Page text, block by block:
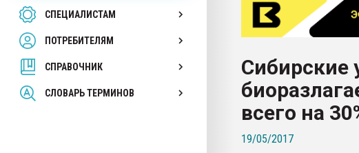
СПЕЦИАЛИСТАМ
ПОТРЕБИТЕЛЯМ
СПРАВОЧНИК
СЛОВАРЬ ТЕРМИНОВ
28.07.2026 Автоматизация выходит
первый план в переработке
пластмасс
ситуацией на строительном рынке
Всё, что касается выдува ПЭТ
бутылок
ПЕРЕЙТИ НА ФОРУМ
Сибирские
всего на
19/05/2017